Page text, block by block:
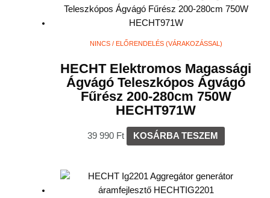
NINCS / ELŐRENDELÉS (VÁRAKOZÁSSAL)
HECHT Elektromos Magassági
Ágvágó Teleszkópos Ágvágó
Fűrész 200-280cm 750W
HECHT971W
39 990 Ft KOSÁRBA TESZEM